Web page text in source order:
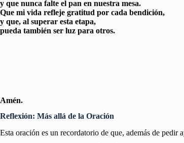
y que nunca falte el pan en nuestra mesa.
Que mi vida refleje gratitud por cada bendición,
y que, al superar esta etapa,
pueda también ser luz para otros.
Amén.
Reflexión: Más allá de la Oración
Esta oración es un recordatorio de que, además de pedir